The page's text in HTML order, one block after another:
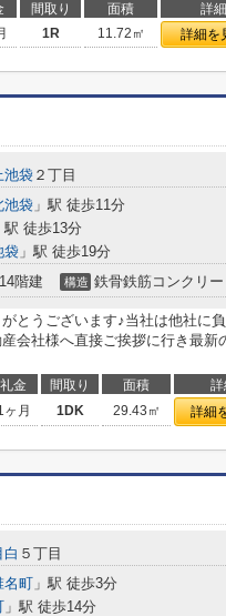
間取り 面積 詳細
1R 11.72㎡ 詳細を
池袋 ２丁目
池袋 」駅 徒歩11分
駅 徒歩13分
袋 」駅 徒歩19分
14階建 構造 鉄骨鉄筋コンクリー
とうございます♪当社は他社に
会社様へ直接ご挨拶に行き最新
礼金 間取り 面積 詳
ヶ月 1DK 29.43㎡ 詳細
白 ５丁目
名町 」駅 徒歩3分
」駅 徒歩14分